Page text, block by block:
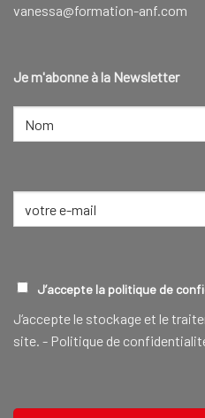
vanessa@formation-anf.com
Je m'abonne à la Newsletter
NOM
RGPD(NÉCESSAIRE)
J’accepte la politique de
J‘accepte le stockage et le
site. - Politique de